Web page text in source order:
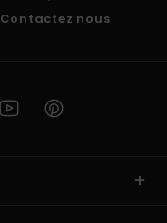
Contactez nous